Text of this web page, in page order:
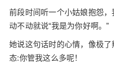
前段时间听一个小姑娘抱怨
动不动就说“我是为你好啊。”
她说这句话时的心情，像极
态:你管我这么多呢！